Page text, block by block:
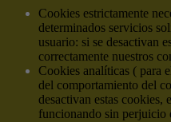
Cookies estrictamente
determinados servicios
usuario: si se desactivan
correctamente nuestros
Cookies analíticas ( para
del comportamiento del
desactivan estas cookies,
funcionando sin perjuicio